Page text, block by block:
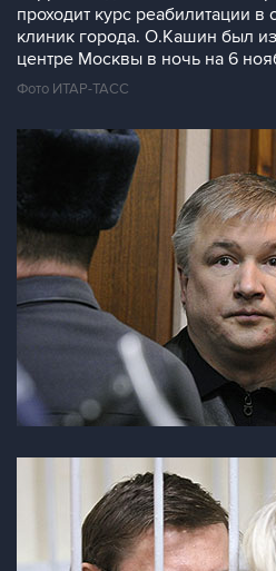
проходит курс реабилитации
клиник города. О.Кашин был
центре Москвы в ночь на 6
Фото ИТАР-ТАСС